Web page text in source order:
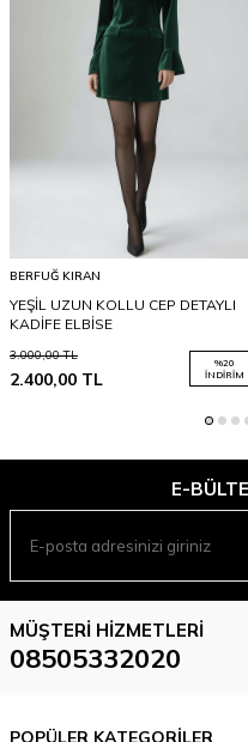
BERFUĞ KIRAN
YEŞİL UZUN KOLLU CEP DETAYLI
KADİFE ELBİSE
3.000,00TL
2.400,00 TL
%20
İNDIRIM
E-
MÜŞTERI HIZMETLERI
08505332020
POPÜLER KATEGORİLER